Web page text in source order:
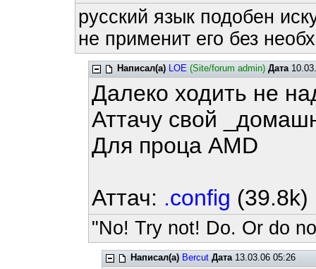
русский язык подобен
не применит его без
Написал(а) LOE (Site/forum admin) Дата
Далеко ходить не
Аттачу свой
Для проца AMD
Аттач: .config (39.8k)
"No! Try not! Do. Or do
Написал(а) Bercut Дата13.03.06 05:26